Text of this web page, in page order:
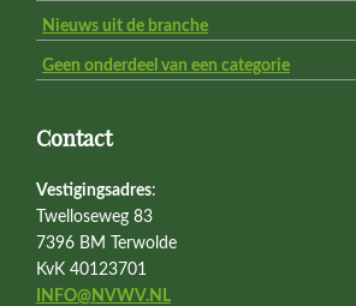
Nieuws uit de branche
Geen onderdeel van een categorie
Contact
Vestigingsadres:
Twelloseweg 83
7396 BM Terwolde
KvK 40123701
INFO@NVWV.NL